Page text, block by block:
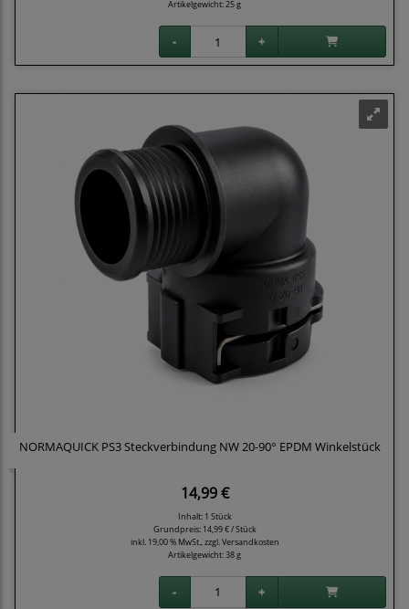
Artikelgewicht: 25 g
NORMAQUICK PS3 Steckverbindung NW 20-90° EPDM Winkelstück
14,99 €
Inhalt: 1 Stück
Grundpreis: 14,99 € / Stück
inkl. 19,00 % MwSt., zzgl. Versandkosten
Artikelgewicht: 38 g